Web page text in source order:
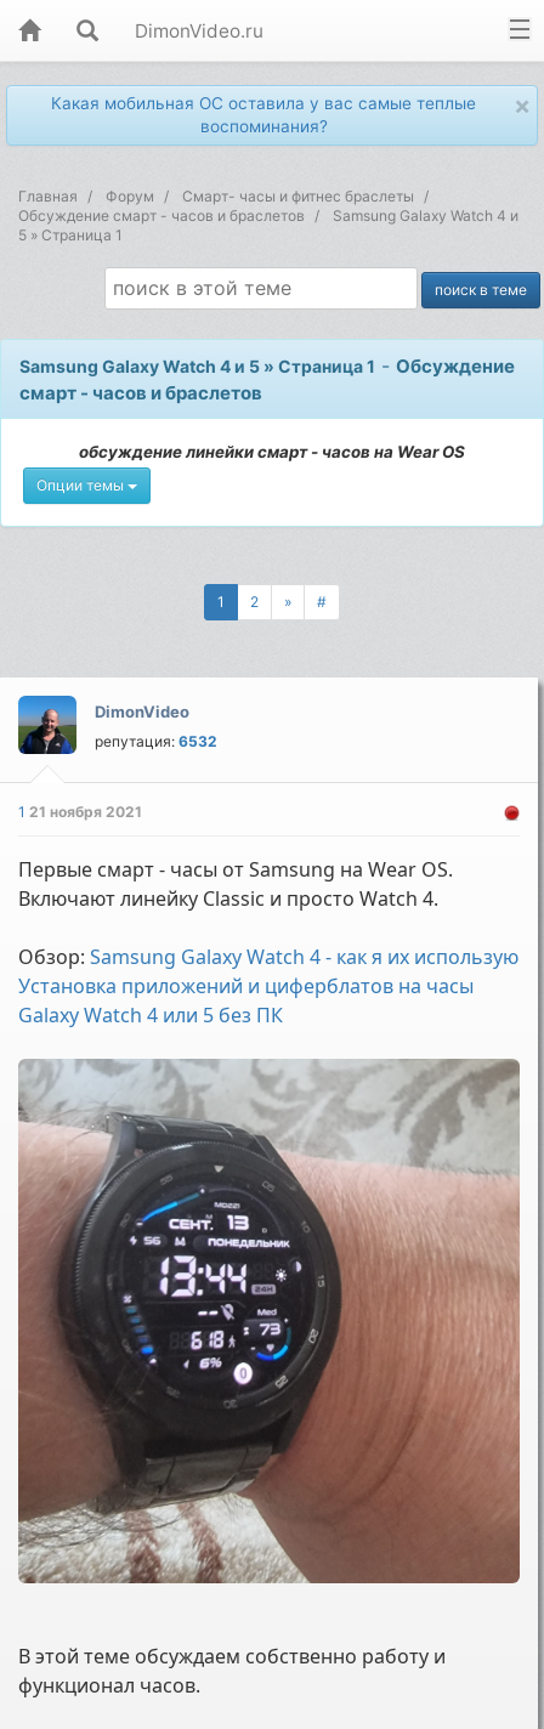
DimonVideo.ru
×
Какая мобильная ОС оставила у вас самые теплые
воспоминания?
Главная Форум
Смарт- часы и фитнес браслеты
Обсуждение смарт - часов и браслетов
Samsung Galaxy Watch 4 и
5 » Страница 1
Samsung Galaxy Watch 4 и 5 » Страница 1 -Обсуждение
смарт - часов и браслетов
обсуждение линейки смарт - часов на Wear OS
Опции темы
1 2 » #
DimonVideo
репутация:6532
121 ноября 2021
Первые смарт - часы от Samsung на Wear OS.
Включают линейку Classic и просто Watch 4.
Обзор:Samsung Galaxy Watch 4 - как я их использую
Установка приложений и циферблатов на часы
Galaxy Watch 4 или 5 без ПК
В этой теме обсуждаем собственно работу и
функционал часов.